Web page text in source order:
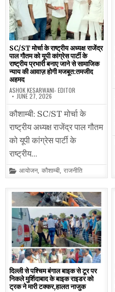
SC/ST मोर्चा के राष्ट्रीय अध्यक्ष राजेंद्र
पाल गौतम को यूपी कांग्रेस पार्टी के
राष्ट्रीय प्रभारी बनाए जाने से सामाजिक
न्याय की आवाज़ होगी मजबूत:तमजीद
अहमद
ASHOK KESARWANI- EDITOR
JUNE 27, 2026
कौशाम्बी: SC/ST मोर्चा के
राष्ट्रीय अध्यक्ष राजेंद्र पाल गौतम
को यूपी कांग्रेस पार्टी के
राष्ट्रीय…
Posted
in
आयोजन,कौशाम्बी,राजनीति
दिल्ली से पश्चिम बंगाल बाइक से टूर पर
निकले मुर्शिदाबाद के बाइक राइडर को
ट्रक ने मारी टक्कर,हालत नाजुक